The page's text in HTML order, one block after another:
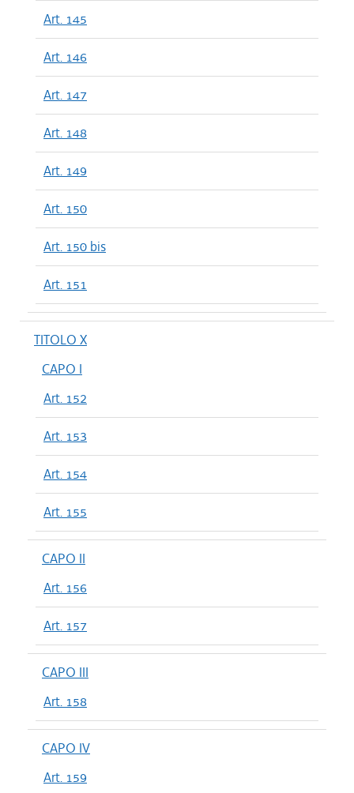
Art. 145
Art. 146
Art. 147
Art. 148
Art. 149
Art. 150
Art. 150 bis
Art. 151
TITOLO X
CAPO I
Art. 152
Art. 153
Art. 154
Art. 155
CAPO II
Art. 156
Art. 157
CAPO III
Art. 158
CAPO IV
Art. 159